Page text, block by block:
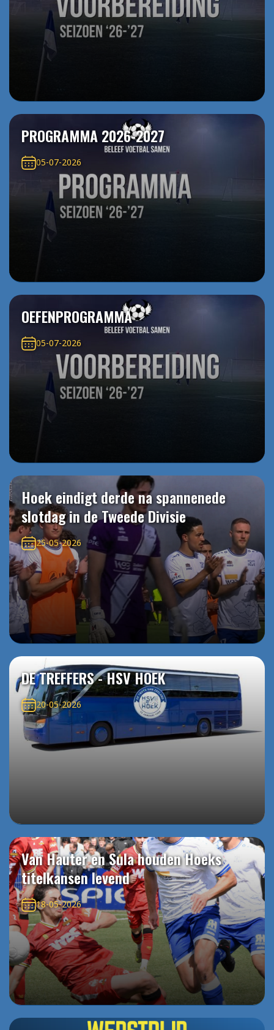
PROGRAMMA 2026-2027
05-07-2026
OEFENPROGRAMMA
05-07-2026
Hoek eindigt derde na spannenede
slotdag in de Tweede Divisie
25-05-2026
DE TREFFERS - HSV HOEK
20-05-2026
Van Hauter en Sula houden Hoeks
titelkansen levend
18-05-2026